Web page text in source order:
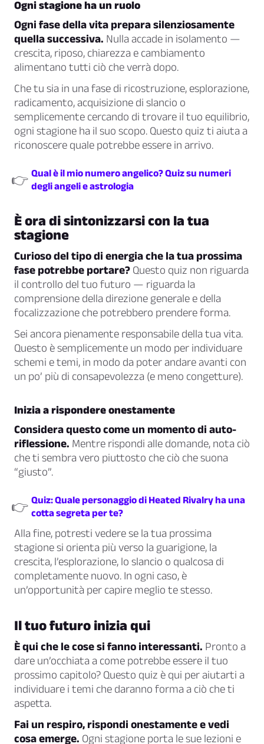
Ogni stagione ha un ruolo
Ogni fase della vita prepara silenziosamente
quella successiva. Nulla accade in isolamento —
crescita, riposo, chiarezza e cambiamento
alimentano tutti ciò che verrà dopo.
Che tu sia in una fase di ricostruzione, esplorazione,
radicamento, acquisizione di slancio o
semplicemente cercando di trovare il tuo equilibrio,
ogni stagione ha il suo scopo. Questo quiz ti aiuta a
riconoscere quale potrebbe essere in arrivo.
👉 Qual è il mio numero angelico? Quiz su numeri
degli angeli e astrologia
È ora di sintonizzarsi con la tua
stagione
Curioso del tipo di energia che la tua prossima
fase potrebbe portare? Questo quiz non riguarda
il controllo del tuo futuro — riguarda la
comprensione della direzione generale e della
focalizzazione che potrebbero prendere forma.
Sei ancora pienamente responsabile della tua vita.
Questo è semplicemente un modo per individuare
schemi e temi, in modo da poter andare avanti con
un po’ più di consapevolezza (e meno congetture).
Inizia a rispondere onestamente
Considera questo come un momento di auto-
riflessione. Mentre rispondi alle domande, nota ciò
che ti sembra vero piuttosto che ciò che suona
“giusto”.
👉 Quiz: Quale personaggio di Heated Rivalry ha una
cotta segreta per te?
Alla fine, potresti vedere se la tua prossima
stagione si orienta più verso la guarigione, la
crescita, l’esplorazione, lo slancio o qualcosa di
completamente nuovo. In ogni caso, è
un’opportunità per capire meglio te stesso.
Il tuo futuro inizia qui
È qui che le cose si fanno interessanti. Pronto a
dare un’occhiata a come potrebbe essere il tuo
prossimo capitolo? Questo quiz è qui per aiutarti a
individuare i temi che daranno forma a ciò che ti
aspetta.
Fai un respiro, rispondi onestamente e vedi
cosa emerge. Ogni stagione porta le sue lezioni e